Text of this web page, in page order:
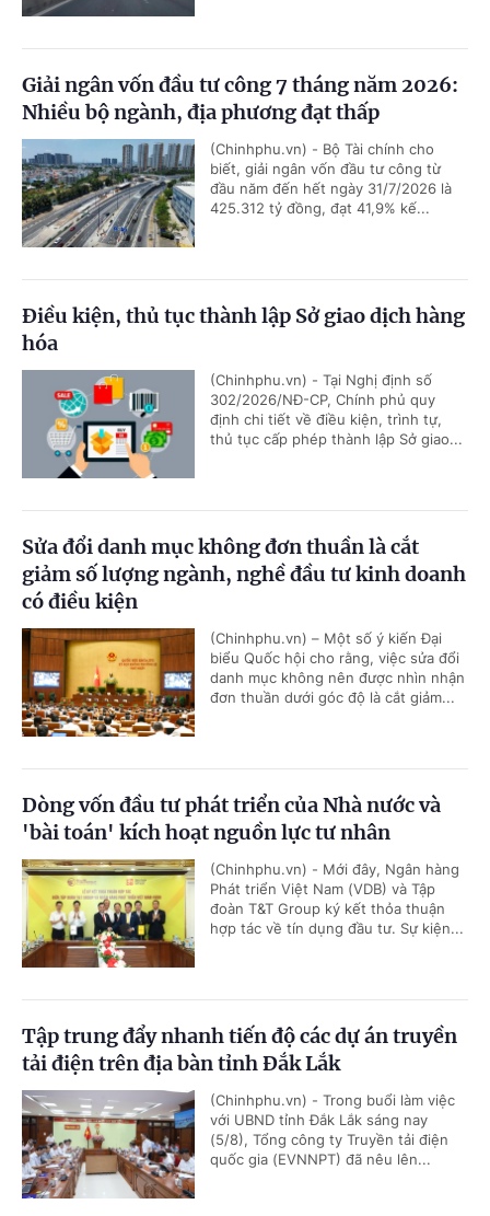
Giải ngân vốn đầu tư công 7 tháng năm 2026:
Nhiều bộ ngành, địa phương đạt thấp
(Chinhphu.vn) - Bộ Tài chính cho
biết, giải ngân vốn đầu tư công từ
đầu năm đến hết ngày 31/7/2026 là
425.312 tỷ đồng, đạt 41,9% kế...
Điều kiện, thủ tục thành lập Sở giao dịch hàng
hóa
(Chinhphu.vn) - Tại Nghị định số
302/2026/NĐ-CP, Chính phủ quy
định chi tiết về điều kiện, trình tự,
thủ tục cấp phép thành lập Sở giao...
Sửa đổi danh mục không đơn thuần là cắt
giảm số lượng ngành, nghề đầu tư kinh doanh
có điều kiện
(Chinhphu.vn) – Một số ý kiến Đại
biểu Quốc hội cho rằng, việc sửa đổi
danh mục không nên được nhìn nhận
đơn thuần dưới góc độ là cắt giảm...
Dòng vốn đầu tư phát triển của Nhà nước và
'bài toán' kích hoạt nguồn lực tư nhân
(Chinhphu.vn) - Mới đây, Ngân hàng
Phát triển Việt Nam (VDB) và Tập
đoàn T&T Group ký kết thỏa thuận
hợp tác về tín dụng đầu tư. Sự kiện...
Tập trung đẩy nhanh tiến độ các dự án truyền
tải điện trên địa bàn tỉnh Đắk Lắk
(Chinhphu.vn) - Trong buổi làm việc
với UBND tỉnh Đắk Lắk sáng nay
(5/8), Tổng công ty Truyền tải điện
quốc gia (EVNNPT) đã nêu lên...